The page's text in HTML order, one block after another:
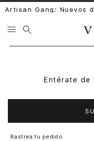
Artisan Gang: Nuevos
Entérate de
Rastrea tu pedido